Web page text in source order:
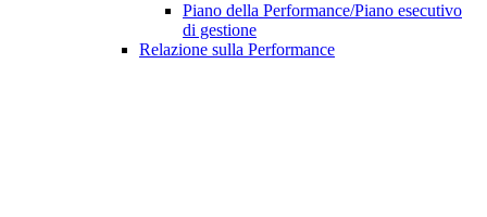
Piano della Performance/Piano esecutivo
di gestione
Relazione sulla Performance